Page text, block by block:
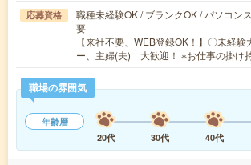
応募資格
職種未経験OK / ブランクOK / パソコン
要
【来社不要、WEB登録OK！】〇未経
ー、主婦(夫) 大歓迎！ ※お仕事の掛け
職場の雰囲気
年齢層
20代
30代 40代